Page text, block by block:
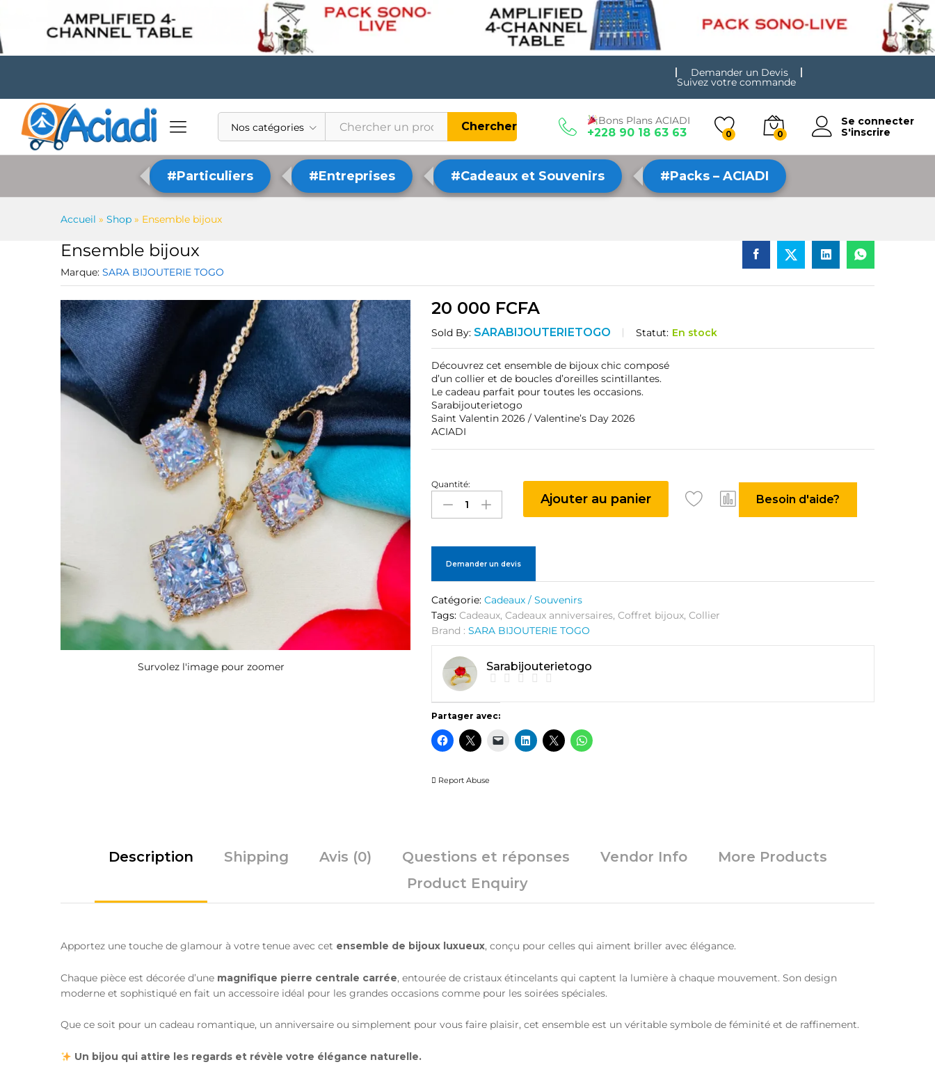
Demander un Devis
Suivez votre commande
Nos catégories Chercher Bons Plans ACIADI
+228 90 18 63 63 0 0
Se connecter
S'inscrire
#Particuliers #Entreprises #Cadeaux et Souvenirs #Packs – ACIADI
Accueil » Shop » Ensemble bijoux
Ensemble bijoux
Marque: SARA BIJOUTERIE TOGO
Survolez l'image pour zoomer
20 000 FCFA
Sold By: SARABIJOUTERIETOGO Statut: En stock
Découvrez cet ensemble de bijoux chic composé
d’un collier et de boucles d’oreilles scintillantes.
Le cadeau parfait pour toutes les occasions.
Sarabijouterietogo
Saint Valentin 2026 / Valentine’s Day 2026
ACIADI
Ensemble
bijoux
quantité
Quantité:
Ajouter au panier Besoin d'aide?
Demander un devis
Catégorie:Cadeaux / Souvenirs
Tags: Cadeaux, Cadeaux anniversaires, Coffret bijoux, Collier
Brand :SARA BIJOUTERIE TOGO
Sarabijouterietogo
Partager avec:
Report Abuse
Description Shipping Avis (0) Questions et réponses Vendor Info
More Products
Product Enquiry
Apportez une touche de glamour à votre tenue avec cet ensemble de bijoux luxueux, conçu pour celles qui aiment briller avec élégance.
Chaque pièce est décorée d’une magnifique pierre centrale carrée, entourée de cristaux étincelants qui captent la lumière à chaque mouvement. Son design
moderne et sophistiqué en fait un accessoire idéal pour les grandes occasions comme pour les soirées spéciales.
Que ce soit pour un cadeau romantique, un anniversaire ou simplement pour vous faire plaisir, cet ensemble est un véritable symbole de féminité et de raffinement.
Un bijou qui attire les regards et révèle votre élégance naturelle.